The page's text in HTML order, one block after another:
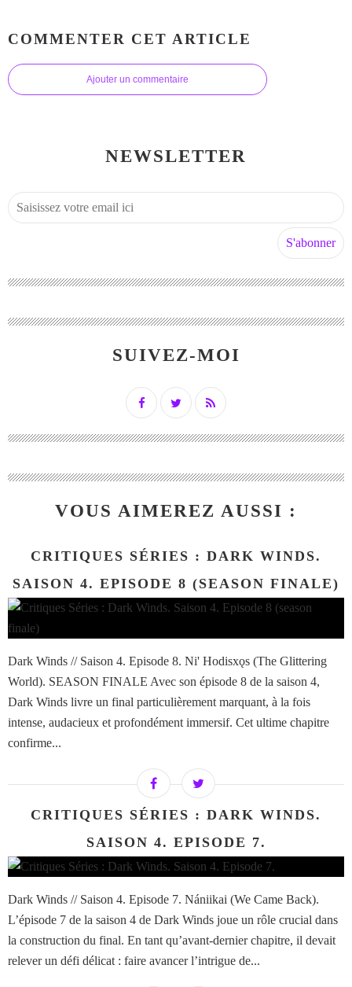
COMMENTER CET ARTICLE
Ajouter un commentaire
NEWSLETTER
SUIVEZ-MOI
VOUS AIMEREZ AUSSI :
CRITIQUES SÉRIES : DARK WINDS.
SAISON 4. EPISODE 8 (SEASON FINALE)
Dark Winds // Saison 4. Episode 8. Ni' Hodisxǫs (The Glittering
World). SEASON FINALE Avec son épisode 8 de la saison 4,
Dark Winds livre un final particulièrement marquant, à la fois
intense, audacieux et profondément immersif. Cet ultime chapitre
confirme...
CRITIQUES SÉRIES : DARK WINDS.
SAISON 4. EPISODE 7.
Dark Winds // Saison 4. Episode 7. Nániikai (We Came Back).
L’épisode 7 de la saison 4 de Dark Winds joue un rôle crucial dans
la construction du final. En tant qu’avant-dernier chapitre, il devait
relever un défi délicat : faire avancer l’intrigue de...